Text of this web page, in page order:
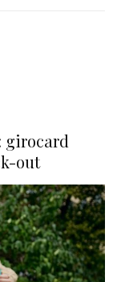
girocard
out